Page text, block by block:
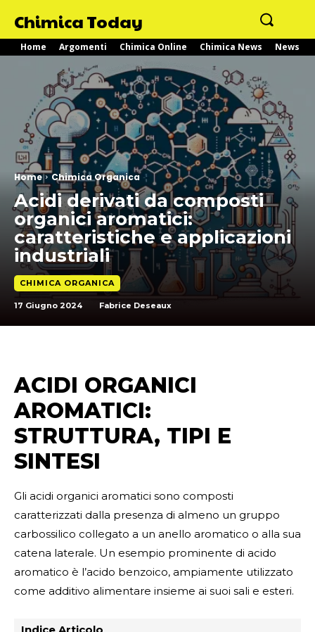
Chimica Today
Home Argomenti Chimica Online Chimica News News
Home Chimica Organica
Acidi derivati da composti
organici aromatici:
caratteristiche e applicazioni
industriali
CHIMICA ORGANICA
17 Giugno 2024 Fabrice Deseaux
ACIDI ORGANICI
AROMATICI:
STRUTTURA, TIPI E
SINTESI
Gli acidi organici aromatici sono composti
caratterizzati dalla presenza di almeno un gruppo
carbossilico collegato a un anello aromatico o alla sua
catena laterale. Un esempio prominente di acido
aromatico è l’acido benzoico, ampiamente utilizzato
come additivo alimentare insieme ai suoi sali e esteri.